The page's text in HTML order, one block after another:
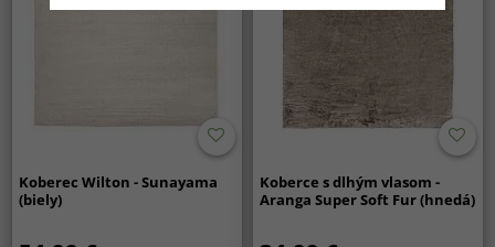
Koberec Wilton - Sunayama
(biely)
Koberce s dlhým vlasom -
Aranga Super Soft Fur (hnedá)